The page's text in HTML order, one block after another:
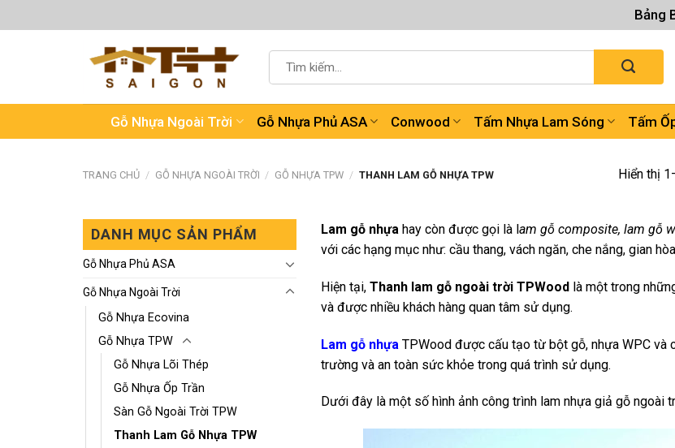
đến
Bảng
kiếm:
Gỗ Nhựa Ngoài Trời Gỗ Nhựa Phủ ASA Conwood Tấm Nhựa Lam Sóng Tấm
TRANG CHỦ / GỖ NHỰA NGOÀI TRỜI / GỖ NHỰA TPW / THANH LAM GỖ NHỰA TPW Hiển thị
DANH MỤC SẢN PHẨM
Gỗ Nhựa Phủ ASA
Gỗ Nhựa Ngoài Trời
Gỗ Nhựa Ecovina
Gỗ Nhựa TPW
Gỗ Nhựa Lõi Thép
Gỗ Nhựa Ốp Trần
Sàn Gỗ Ngoài Trời TPW
Thanh Lam Gỗ Nhựa TPW
Lam gỗ nhựahay còn được gọi là lam gỗ composite, lam gỗ
với các hạng mục như: cầu thang, vách ngăn, che nắng, gian
Hiện tại,Thanh lam gỗ ngoài trời TPWoodlà một trong
và được nhiều khách hàng quan tâm sử dụng.
Lam gỗ nhựa TPWood được cấu tạo từ bột gỗ, nhựa WPC và
trường và an toàn sức khỏe trong quá trình sử dụng.
Dưới đây là một số hình ảnh công trình lam nhựa giả gỗ ngoài